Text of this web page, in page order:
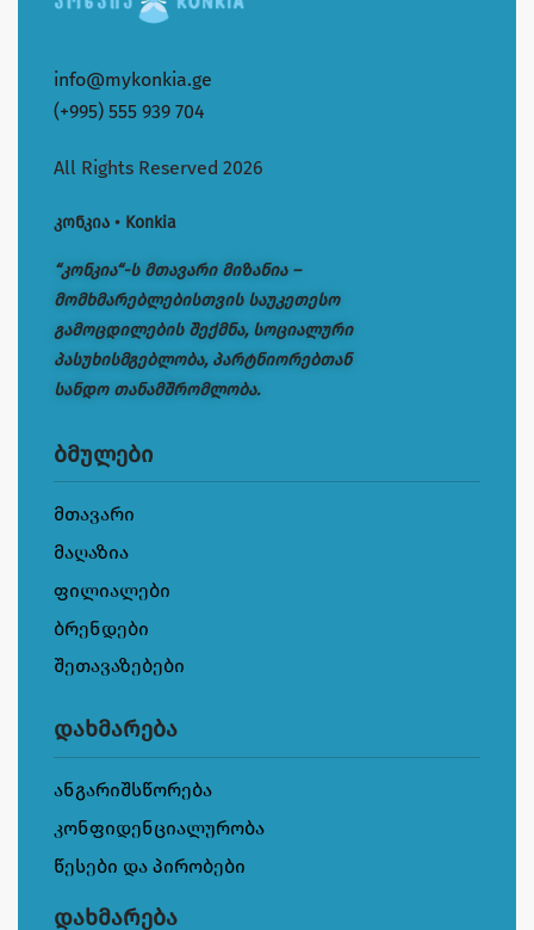
info@mykonkia.ge
(+995) 555 939 704
All Rights Reserved 2026
კონკია • Konkia
“კონკია“-ს მთავარი მიზანია –
მომხმარებლებისთვის საუკეთესო
გამოცდილების შექმნა, სოციალური
პასუხისმგებლობა, პარტნიორებთან
სანდო თანამშრომლობა.
ბმულები
მთავარი
მაღაზია
ფილიალები
ბრენდები
შეთავაზებები
დახმარება
ანგარიშსწორება
კონფიდენციალურობა
წესები და პირობები
დახმარება